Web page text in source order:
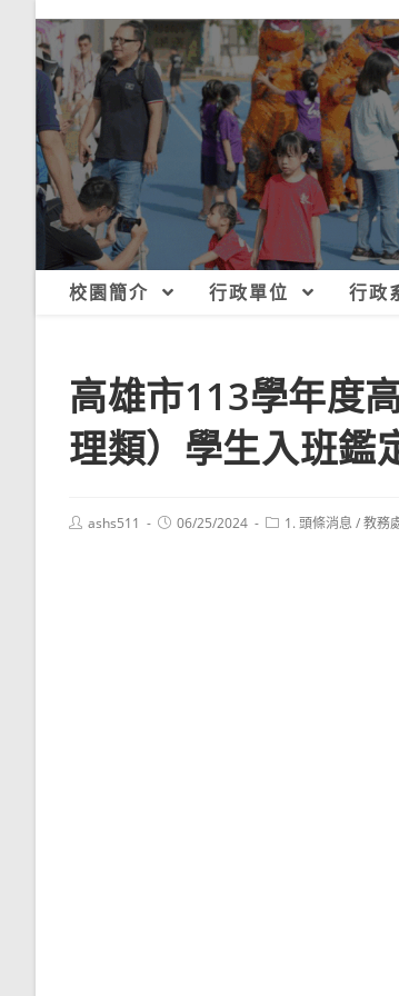
校園簡介 行政單位 行政
高雄市113學年度
理類）學生入班鑑
Postashs511
Post06/25/2024
Post1. 頭條消息 /教務